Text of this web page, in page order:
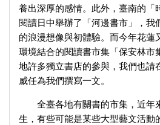
養出深厚的感情。此外，臺南的「
閱讀日中舉辦了「河邊書市」，我
的浪漫想像與初體驗。而今年花蓮
環境結合的閱讀書市集「保安林市
地許多獨立書店的參與，我們也請
威任為我們撰寫一文。
全臺各地有關書的市集，近年
生，有些可能是某些大型藝文活動